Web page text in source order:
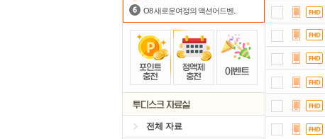
O8 새로운여정의 액션어드벤..
전체 자료